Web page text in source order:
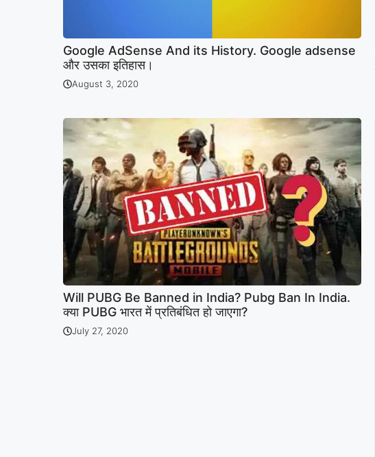
Google AdSense And its History. Google adsense
और उसका इतिहास।
August 3, 2020
Will PUBG Be Banned in India? Pubg Ban In India.
क्या PUBG भारत में प्रतिबंधित हो जाएगा?
July 27, 2020